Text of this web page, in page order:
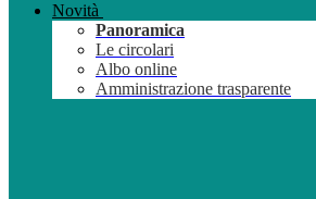
Novità
Panoramica
Le circolari
Albo online
Amministrazione trasparente